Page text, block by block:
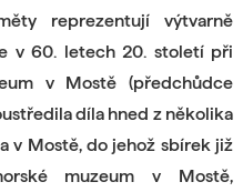
reprezentují výtvarně
v 60. letech 20. století při
v Mostě (předchůdce
díla hned z několika
v Mostě, do jehož sbírek již
muzeum v Mostě,